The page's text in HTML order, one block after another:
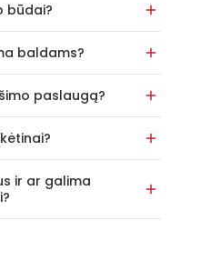
būdai?
baldams?
paslaugą?
ir ar galima